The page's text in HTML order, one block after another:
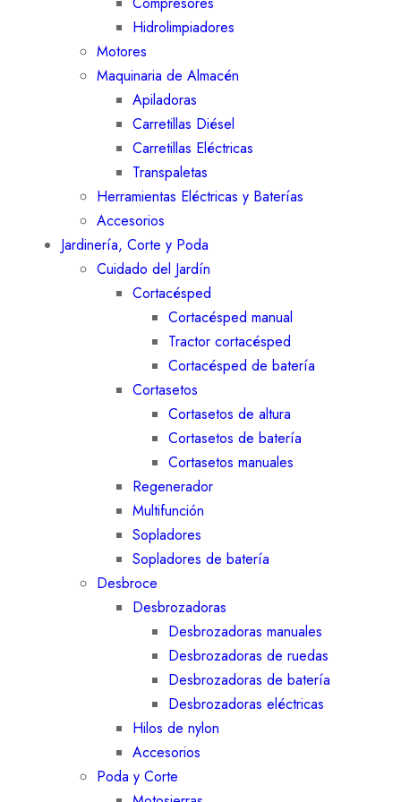
Hidrolimpiadores
Motores
Maquinaria de Almacén
Apiladoras
Carretillas Diésel
Carretillas Eléctricas
Transpaletas
Herramientas Eléctricas y Baterías
Accesorios
Jardinería, Corte y Poda
Cuidado del Jardín
Cortacésped
Cortacésped manual
Tractor cortacésped
Cortacésped de batería
Cortasetos
Cortasetos de altura
Cortasetos de batería
Cortasetos manuales
Regenerador
Multifunción
Sopladores
Sopladores de batería
Desbroce
Desbrozadoras
Desbrozadoras manuales
Desbrozadoras de ruedas
Desbrozadoras de batería
Desbrozadoras eléctricas
Hilos de nylon
Accesorios
Poda y Corte